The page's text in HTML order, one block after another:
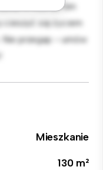
4 900 zł, ten
cieszyć się życiem
przegap – umów
Mieszkanie
130 m²